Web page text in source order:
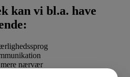
kan vi bl.a. have
mere nærvær